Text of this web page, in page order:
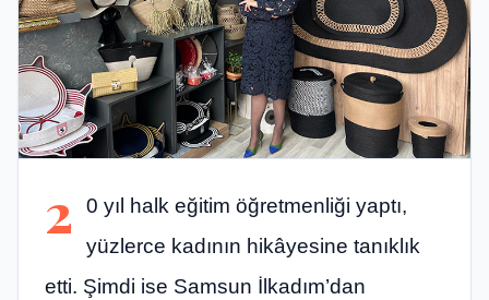
2
0 yıl halk eğitim öğretmenliği yaptı,
yüzlerce kadının hikâyesine tanıklık
etti. Şimdi ise Samsun İlkadım’dan